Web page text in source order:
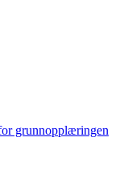
grunnopplæringen